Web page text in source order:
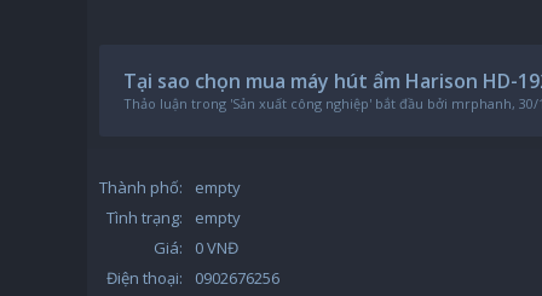
Tại sao chọn mua máy hút ẩm Harison HD-
Thảo luận trong 'Sản xuất công nghiệp' bắt đầu bởi mrphanh, 30/
Thành phố:
empty
Tình trạng:
empty
Giá:
0 VNĐ
Điện thoại:
0902676256